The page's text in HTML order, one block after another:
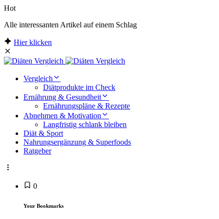
Hot
Alle interessanten Artikel auf einem Schlag
Hier klicken
Vergleich
Diätprodukte im Check
Ernährung & Gesundheit
Ernährungspläne & Rezepte
Abnehmen & Motivation
Langfristig schlank bleiben
Diät & Sport
Nahrungsergänzung & Superfoods
Ratgeber
0
Your Bookmarks